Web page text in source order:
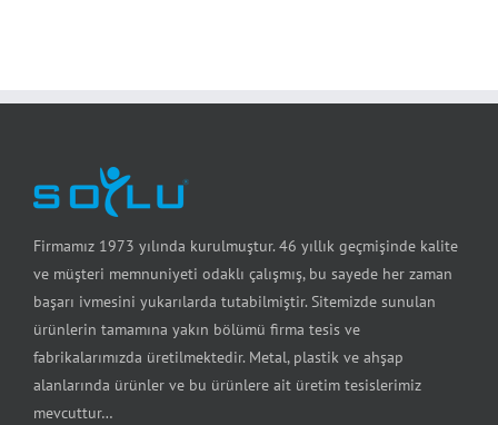
Firmamız 1973 yılında kurulmuştur. 46 yıllık geçmişinde kalite
ve müşteri memnuniyeti odaklı çalışmış, bu sayede her zaman
başarı ivmesini yukarılarda tutabilmiştir. Sitemizde sunulan
ürünlerin tamamına yakın bölümü firma tesis ve
fabrikalarımızda üretilmektedir. Metal, plastik ve ahşap
alanlarında ürünler ve bu ürünlere ait üretim tesislerimiz
mevcuttur…